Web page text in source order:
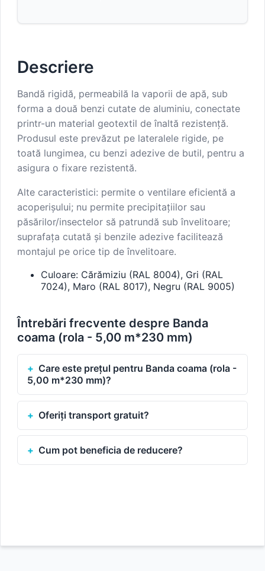
Descriere
Bandă rigidă, permeabilă la vaporii de apă, sub
forma a două benzi cutate de aluminiu, conectate
printr-un material geotextil de înaltă rezistență.
Produsul este prevăzut pe lateralele rigide, pe
toată lungimea, cu benzi adezive de butil, pentru a
asigura o fixare rezistentă.
Alte caracteristici: permite o ventilare eficientă a
acoperișului; nu permite precipitațiilor sau
păsărilor/insectelor să patrundă sub învelitoare;
suprafața cutată și benzile adezive facilitează
montajul pe orice tip de învelitoare.
Culoare: Cărămiziu (RAL 8004), Gri (RAL
7024), Maro (RAL 8017), Negru (RAL 9005)
Întrebări frecvente despre Banda
coama (rola - 5,00 m*230 mm)
Care este prețul pentru Banda coama (rola -
5,00 m*230 mm)?
Oferiți transport gratuit?
Cum pot beneficia de reducere?